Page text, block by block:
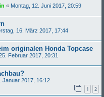
« Montag, 12. Juni 2017, 20:59
16. März 2017, 17:44
originalen Honda Topcase
Februar 2017, 20:31
Januar 2017, 16:12
1 2